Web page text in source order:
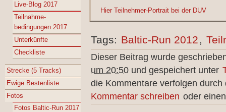
Live-Blog 2017
Teilnahme-
bedingungen 2017
Unterkünfte
Checkliste
Strecke (5 Tracks)
Ewige Bestenliste
Fotos
Fotos Baltic-Run 2017
Hier Teilnehmer-Portrait bei der DUV
Tags: Baltic-Run 2012 ,
Dieser Beitrag wurde
um 20:50 und gespeichert unter
die Kommentare verfolgen
Kommentar schreiben oder